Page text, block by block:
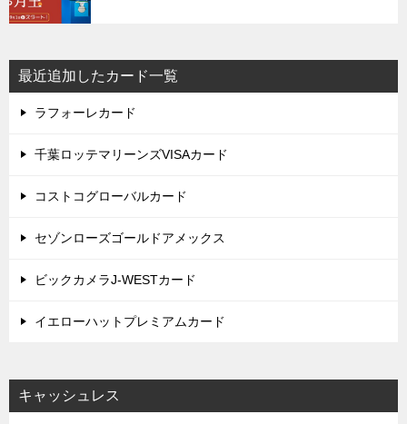
最近追加したカード一覧
ラフォーレカード
千葉ロッテマリーンズVISAカード
コストコグローバルカード
セゾンローズゴールドアメックス
ビックカメラJ-WESTカード
イエローハットプレミアムカード
キャッシュレス